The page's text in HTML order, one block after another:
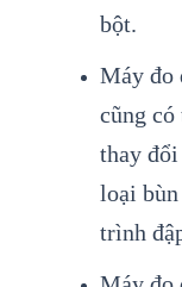
bột.
Máy đo
cũng có
thay
loại bùn
trình